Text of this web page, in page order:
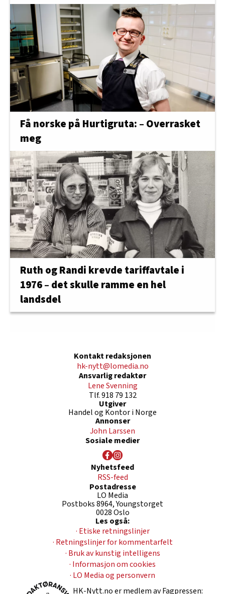
Få norske på Hurtigruta: – Overrasket
meg
Ruth og Randi krevde tariffavtale i
1976 – det skulle ramme en hel
landsdel
Kontakt redaksjonen
hk-nytt@lomedia.no
Ansvarlig redaktør
Lene Svenning
Tlf. 918 79 132
Utgiver
Handel og Kontor i Norge
Annonser
John Larssen
Sosiale medier
Nyhetsfeed
RSS-feed
Postadresse
LO Media
Postboks 8964, Youngstorget
0028 Oslo
Les også:
· Etiske retningslinjer
· Retningslinjer for kommentarfelt
· Bruk av kunstig intelligens
· Informasjon om cookies
· LO Media og personvern
HK-Nytt.no er medlem av Fagpressen: